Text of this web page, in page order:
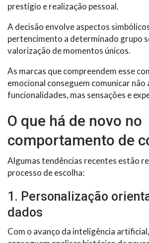
prestígio e realização pessoal.
A decisão envolve aspectos
pertencimento a determinado grupo
valorização de momentos únicos.
As marcas que compreendem esse
emocional conseguem comunicar não
funcionalidades, mas sensações e
O que há de novo no
comportamento de
Algumas tendências recentes estão
processo de escolha:
1. Personalização
dados
Com o avanço da inteligência